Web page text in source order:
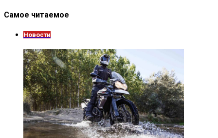
Самое читаемое
Новости